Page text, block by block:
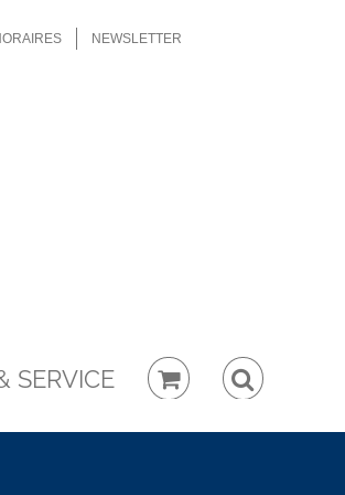
NEWSLETTER
SERVICE